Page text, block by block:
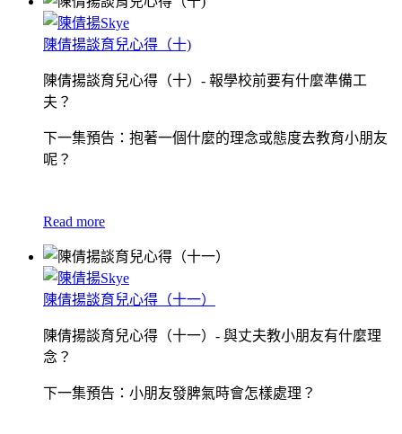
陳倩揚談育兒心得（十)
陳倩揚談育兒心得（十）- 報學校前要有什麼準備工
夫？
下一集預告：抱著一個什麼的理念或態度去教育小朋友
呢？
Read more
陳倩揚談育兒心得（十一）
陳倩揚談育兒心得（十一）- 與丈夫教小朋友有什麼理
念？
下一集預告：小朋友發脾氣時會怎樣處理？